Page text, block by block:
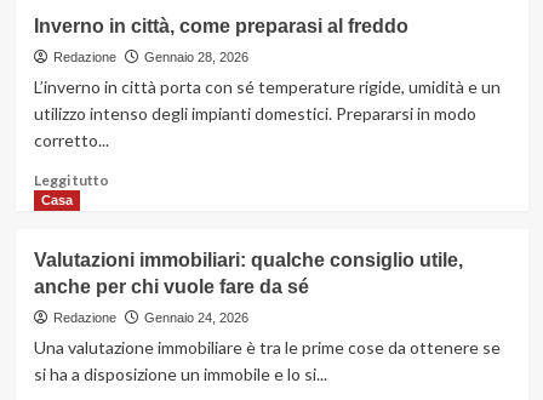
nelle
abitazioni
Migliori
app
per
parcheggio:
scegliere
Inverno in città, come preparasi al freddo
Redazione Gennaio 28, 2026
L’inverno in città porta con sé temperature rigide, umidità e un
utilizzo intenso degli impianti domestici. Prepararsi in modo
corretto...
Leggi tuttoLeggi
Inverno
in
città,
come
al
Casa
Valutazioni immobiliari: qualche consiglio utile,
anche per chi vuole fare da sé
Redazione Gennaio 24, 2026
Una valutazione immobiliare è tra le prime cose da ottenere se
si ha a disposizione un immobile e lo si...